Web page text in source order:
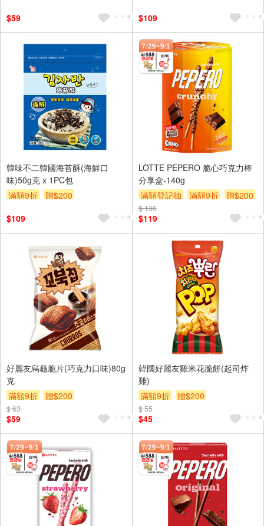
$59
$109
韓味不二韓國海苔酥(海鮮口
味)50g克 x 1PC包
滿額9折
贈$200
$109
LOTTE PEPERO 脆心巧克力棒
分享盒-140g
滿額登記抽
滿額9折 贈$200
$ 136
$119
好麗友烏龜脆片(巧克力口味)80g
克
滿額9折
贈$200
$ 63
$59
韓國好麗友雞米花脆餅(起司炸
雞)
滿額9折
贈$200
$ 55
$45